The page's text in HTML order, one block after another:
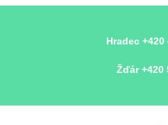
Hradec +420
Žďár +420